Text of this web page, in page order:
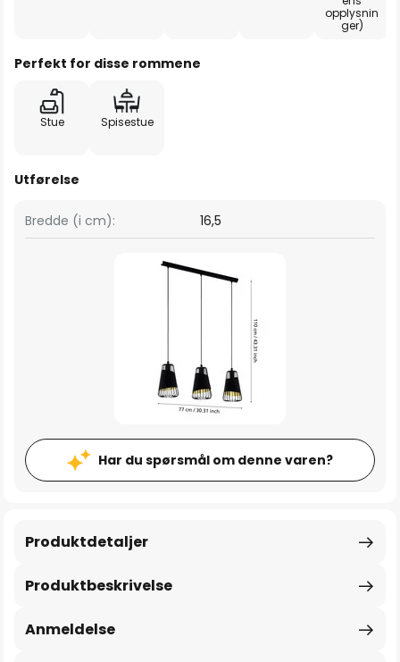
opplysnin
ger)
Perfekt for disse rommene
Stue Spisestue
Utførelse
Bredde (i cm): 16,5
Har du spørsmål om denne varen?
Produktbeskrivelse
Produktdetaljer
Anmeldelse